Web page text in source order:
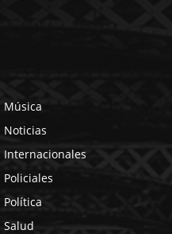
Música
Noticias
Internacionales
Policiales
Política
Salud